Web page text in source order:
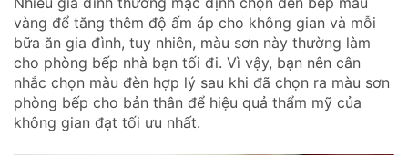
vàng để tăng thêm độ ấm áp cho không gian và mỗi
bữa ăn gia đình, tuy nhiên, màu sơn này thường làm
cho phòng bếp nhà bạn tối đi. Vì vậy, bạn nên cân
nhắc chọn màu đèn hợp lý sau khi đã chọn ra màu sơn
phòng bếp cho bản thân để hiệu quả thẩm mỹ của
không gian đạt tối ưu nhất.